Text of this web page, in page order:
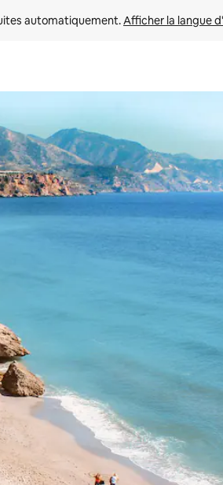
automatiquement. Afficher la langue
les parcourir ou en appuyant et en